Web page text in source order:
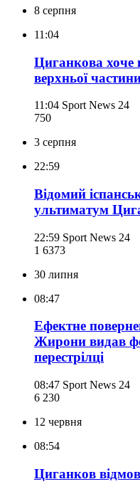
8 серпня
11:04
Циганкова хоче
верхньої
11:04 Sport News 24
750
3 серпня
22:59
Відомий
ультиматум
22:59 Sport News 24
1 6373
30 липня
08:47
Ефектне
Жирони видав
перестрілці
08:47 Sport News 24
6 230
12 червня
08:54
Циганков